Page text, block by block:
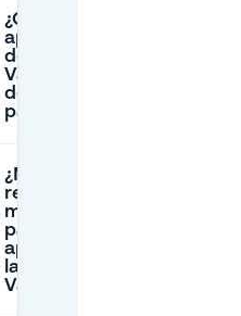
¿Qué costes de
aparcamiento
debo esperar en
Valkenberg (cerca
del
parque/estación)?
¿Necesito
registrar mi
matrícula
para
aparcar en
la calle en
Valkenberg?